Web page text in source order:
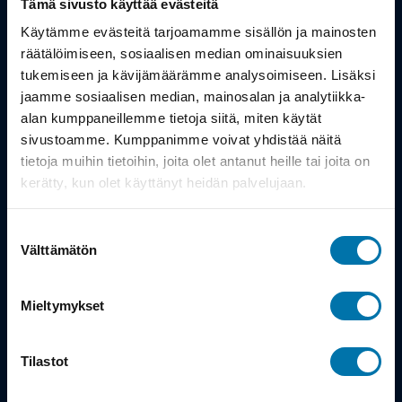
Tämä sivusto käyttää evästeitä
Käytämme evästeitä tarjoamamme sisällön ja mainosten
räätälöimiseen, sosiaalisen median ominaisuuksien
tukemiseen ja kävijämäärämme analysoimiseen. Lisäksi
jaamme sosiaalisen median, mainosalan ja analytiikka-
alan kumppaneillemme tietoja siitä, miten käytät
sivustoamme. Kumppanimme voivat yhdistää näitä
tietoja muihin tietoihin, joita olet antanut heille tai joita on
kerätty, kun olet käyttänyt heidän palvelujaan.
valinta
Välttämätön
Mieltymykset
Tilastot
Työsuhdepyörä
Info
Toimitus
Takuu ja palautukset
Maksutavat